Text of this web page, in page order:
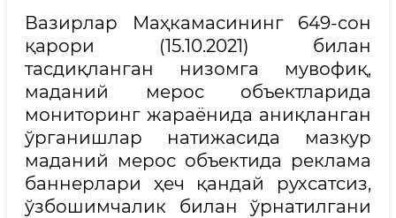
Вазирлар Маҳкамасининг 649-сон
қарори (15.10.2021) билан
тасдиқланган низомга мувофиқ,
маданий мерос объектларида
мониторинг жараёнида аниқланган
ўрганишлар натижасида мазкур
маданий мерос объектида реклама
баннерлари ҳеч қандай рухсатсиз,
ўзбошимчалик билан ўрнатилгани